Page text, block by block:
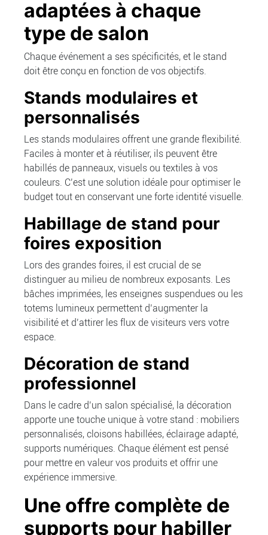
adaptées à chaque
type de salon
Chaque événement a ses spécificités, et le stand
doit être conçu en fonction de vos objectifs.
Stands modulaires et
personnalisés
Les stands modulaires offrent une grande flexibilité.
Faciles à monter et à réutiliser, ils peuvent être
habillés de panneaux, visuels ou textiles à vos
couleurs. C’est une solution idéale pour optimiser le
budget tout en conservant une forte identité visuelle.
Habillage de stand pour
foires exposition
Lors des grandes foires, il est crucial de se
distinguer au milieu de nombreux exposants. Les
bâches imprimées, les enseignes suspendues ou les
totems lumineux permettent d’augmenter la
visibilité et d’attirer les flux de visiteurs vers votre
espace.
Décoration de stand
professionnel
Dans le cadre d’un salon spécialisé, la décoration
apporte une touche unique à votre stand : mobiliers
personnalisés, cloisons habillées, éclairage adapté,
supports numériques. Chaque élément est pensé
pour mettre en valeur vos produits et offrir une
expérience immersive.
Une offre complète de
supports pour habiller